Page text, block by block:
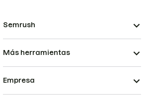
Semrush
Más herramientas
Empresa